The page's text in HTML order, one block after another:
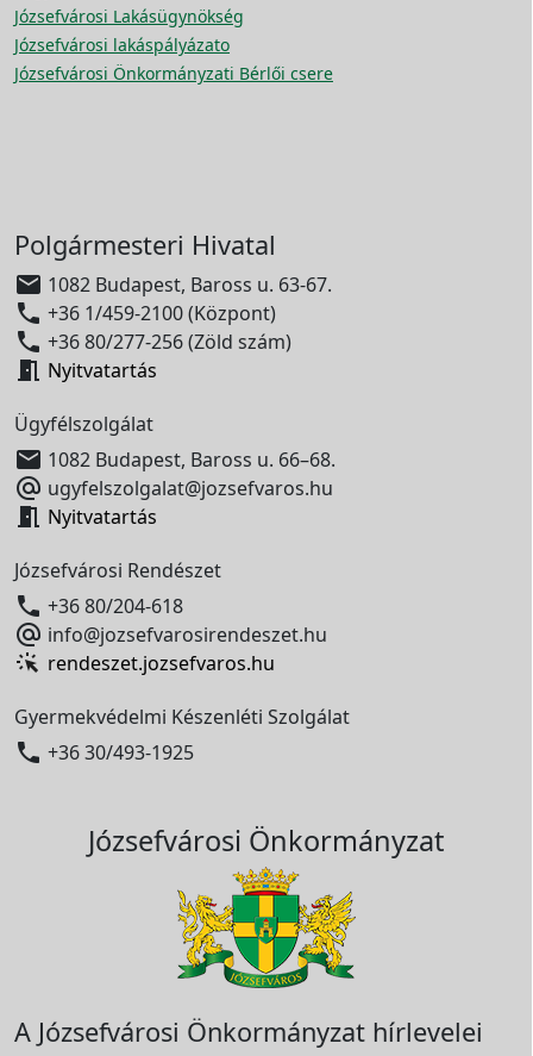
Józsefvárosi Lakásügynökség
Józsefvárosi lakáspályázato
Józsefvárosi Önkormányzati Bérlői csere
Polgármesteri Hivatal
 1082 Budapest, Baross u. 63-67.
 +36 1/459-2100 (Központ)
 +36 80/277-256 (Zöld szám)
 Nyitvatartás
Ügyfélszolgálat
 1082 Budapest, Baross u. 66–68.
 ugyfelszolgalat@jozsefvaros.hu
 Nyitvatartás
Józsefvárosi Rendészet
 +36 80/204-618
 info@jozsefvarosirendeszet.hu
rendeszet.jozsefvaros.hu
Gyermekvédelmi Készenléti Szolgálat
 +36 30/493-1925
Józsefvárosi Önkormányzat
A Józsefvárosi Önkormányzat hírlevelei